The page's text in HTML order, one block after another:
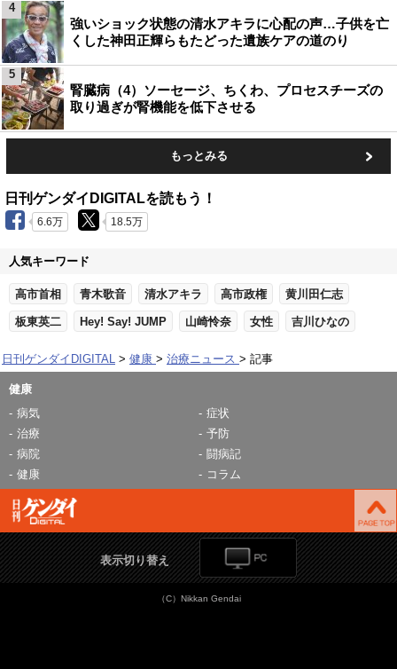
強いショック状態の清水アキラに心配の声…子供を亡
くした神田正輝らもたどった遺族ケアの道のり
4
腎臓病（4）ソーセージ、ちくわ、プロセスチーズの
取り過ぎが腎機能を低下させる
5
もっとみる
日刊ゲンダイDIGITALを読もう！
6.6万 18.5万
人気キーワード
高市首相 青木歌音 清水アキラ 高市政権 黄川田仁志
板東英二 Hey! Say! JUMP 山崎怜奈 女性 吉川ひなの
日刊ゲンダイDIGITAL 健康 治療ニュース 記事
健康
病気
症状
治療
予防
病院
闘病記
健康
コラム
表示切り替え
（C）Nikkan Gendai